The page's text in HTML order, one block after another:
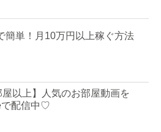
簡単！月10万円以上稼ぐ方法
屋以上】人気のお部屋動画を
で配信中♡